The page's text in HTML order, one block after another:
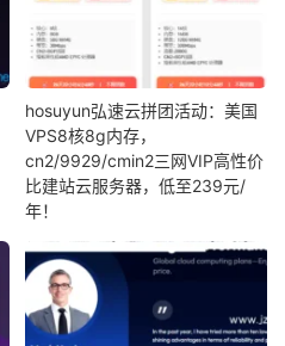
hosuyun弘速云拼团活动：美国
VPS8核8g内存，
cn2/9929/cmin2三网VIP高性价
比建站云服务器，低至239元/
年！